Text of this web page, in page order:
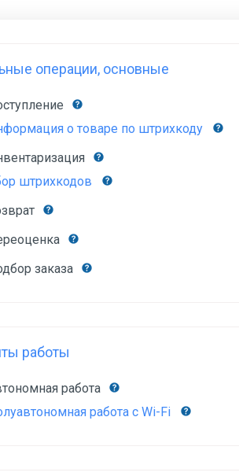
операции, основные
о товаре по штрихкоду
штрихкодов
заказа
работы
работа
работа с Wi-Fi